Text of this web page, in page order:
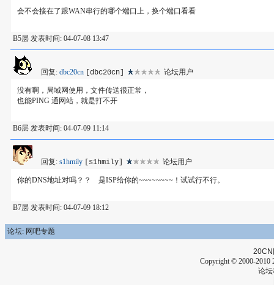
会不会接在了跟WAN串行的哪个端口上，换个端口看看
B5层 发表时间: 04-07-08 13:47
回复: dbc20cn [dbc20cn] 论坛用户
没有啊，局域网使用，文件传送很正常，
也能PING 通网站，就是打不开
B6层 发表时间: 04-07-09 11:14
回复: s1hmily [s1hmily] 论坛用户
你的DNS地址对吗？？ 是ISP给你的~~~~~~~~！试试行不行。
B7层 发表时间: 04-07-09 18:12
论坛: 网吧专题
20CN
Copyright © 2000-2010
论